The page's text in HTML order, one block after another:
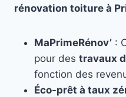
rénovation toiture à
MaPrimeRénov’ :
pour des travaux
fonction des
Éco-prêt à taux